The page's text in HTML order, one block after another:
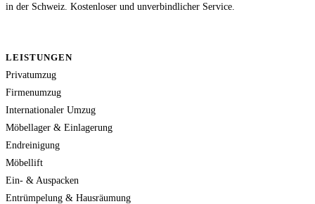
in der Schweiz. Kostenloser und unverbindlicher Service.
LEISTUNGEN
Privatumzug
Firmenumzug
Internationaler Umzug
Möbellager & Einlagerung
Endreinigung
Möbellift
Ein- & Auspacken
Entrümpelung & Hausräumung